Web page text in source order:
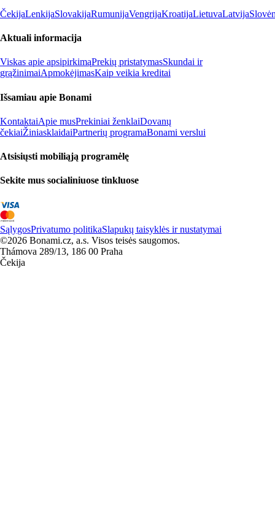
ČekijaLenkijaSlovakijaRumunijaVengrijaKroatijaLietuvaLatvija
Aktuali informacija
Viskas apie apsipirkimąPrekių pristatymasSkundai ir
grąžinimaiApmokėjimasKaip veikia kreditai
Išsamiau apie Bonami
KontaktaiApie musPrekiniai ženklaiDovanų
čekiaiŽiniasklaidaiPartnerių programaBonami verslui
Atsisiųsti mobiliąją programėlę
Sekite mus socialiniuose tinkluose
SąlygosPrivatumo politikaSlapukų taisyklės ir nustatymai
©2026 Bonami.cz, a.s. Visos teisės saugomos.
Thámova 289/13, 186 00 Praha
Čekija